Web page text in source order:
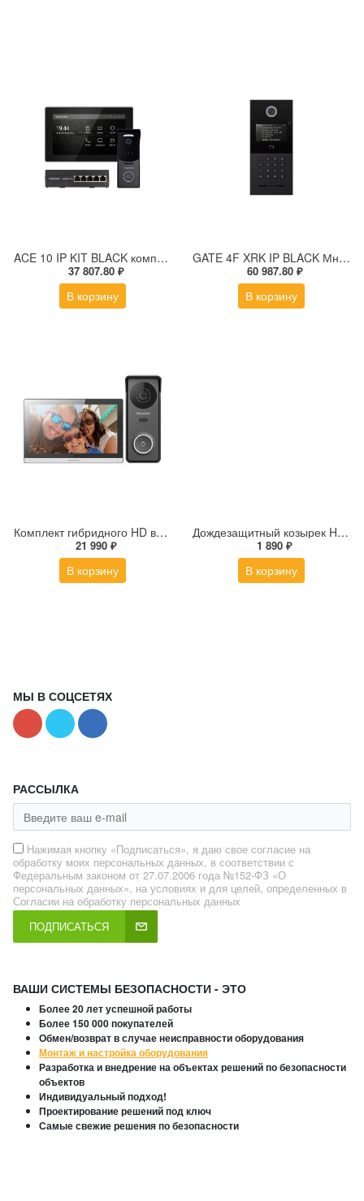
ACE 10 IP KIT BLACK комплект из IP-видеодомофона, IP-вызывной панели и PoE-коммутатора
37 807.80 ₽
В корзину
GATE 4F XRK IP BLACK Многоабонентская IP вызывная панель с дисплеем и СКУД
60 987.80 ₽
В корзину
Комплект гибридного HD видеодомофона Hikvision DS-KIS313-P(B)
21 990 ₽
В корзину
Дождезащитный козырек Hikvision DS-KABV8113-RS/Surface
1 890 ₽
В корзину
МЫ В СОЦСЕТЯХ
РАССЫЛКА
Нажимая кнопку «Подписаться», я даю свое согласие на
обработку моих персональных данных, в соответствии с
Федеральным законом от 27.07.2006 года №152-ФЗ «О
персональных данных», на условиях и для целей, определенных в
Согласии на обработку персональных данных
ПОДПИСАТЬСЯ
ВАШИ СИСТЕМЫ БЕЗОПАСНОСТИ - ЭТО
Более 20 лет успешной работы
Более 150 000 покупателей
Обмен/возврат в случае неисправности оборудования
Монтаж и настройка оборудования
Разработка и внедрение на объектах решений по безопасности
объектов
Индивидуальный подход!
Проектирование решений под ключ
Самые свежие решения по безопасности